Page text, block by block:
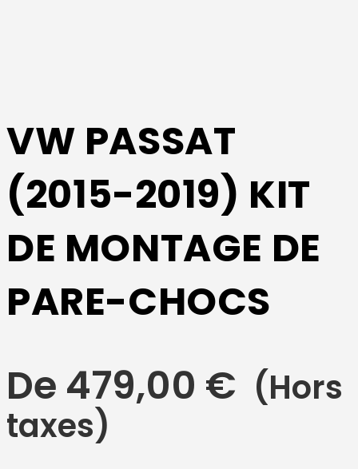
VW PASSAT
(2015-2019) KIT
DE MONTAGE DE
PARE-CHOCS
De 479,00 € (Hors
taxes)